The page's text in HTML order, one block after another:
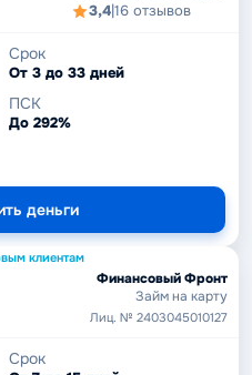
3,4|16 отзывов
Срок
От 3 до 33 дней
ПСК
До 292%
деньги
клиентам
Финансовый Фронт
Займ на карту
Лиц. № 2403045010127
Срок